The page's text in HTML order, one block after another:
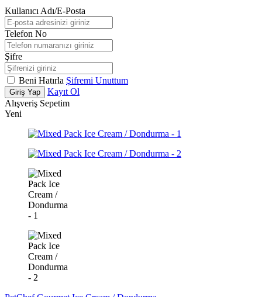
Kullanıcı Adı/E-Posta
Telefon No
Şifre
Beni Hatırla Şifremi Unuttum
Giriş Yap
Kayıt Ol
Alışveriş Sepetim
Yeni